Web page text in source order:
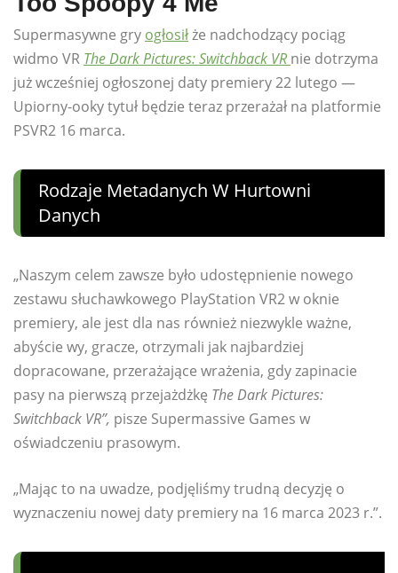
Supermasywne gry ogłosiłże nadchodzący pociąg
widmo VR The Dark Pictures: Switchback VR nie dotrzyma
już wcześniej ogłoszonej daty premiery 22 lutego —
Upiorny-ooky tytuł będzie teraz przerażał na platformie
PSVR2 16 marca.
Rodzaje Metadanych W Hurtowni
Danych
„Naszym celem zawsze było udostępnienie nowego
zestawu słuchawkowego PlayStation VR2 w oknie
premiery, ale jest dla nas również niezwykle ważne,
abyście wy, gracze, otrzymali jak najbardziej
dopracowane, przerażające wrażenia, gdy zapinacie
pasy na pierwszą przejażdżkę The Dark Pictures:
Switchback VR”, pisze Supermassive Games w
oświadczeniu prasowym.
„Mając to na uwadze, podjęliśmy trudną decyzję o
wyznaczeniu nowej daty premiery na 16 marca 2023 r.”.